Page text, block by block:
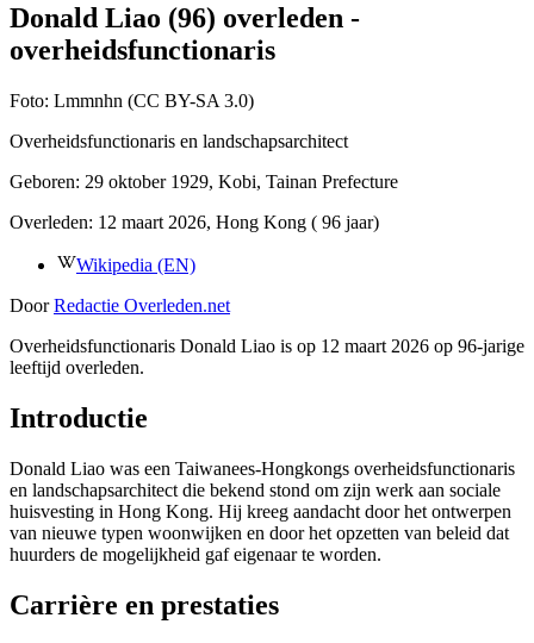
Donald Liao (96) overleden -
overheidsfunctionaris
Foto: Lmmnhn (CC BY-SA 3.0)
Overheidsfunctionaris en landschapsarchitect
Geboren: 29 oktober 1929, Kobi, Tainan Prefecture
Overleden: 12 maart 2026, Hong Kong ( 96 jaar)
Wikipedia (EN)
Door Redactie Overleden.net
Overheidsfunctionaris Donald Liao is op 12 maart 2026 op 96-jarige
leeftijd overleden.
Introductie
Donald Liao was een Taiwanees-Hongkongs overheidsfunctionaris
en landschapsarchitect die bekend stond om zijn werk aan sociale
huisvesting in Hong Kong. Hij kreeg aandacht door het ontwerpen
van nieuwe typen woonwijken en door het opzetten van beleid dat
huurders de mogelijkheid gaf eigenaar te worden.
Carrière en prestaties